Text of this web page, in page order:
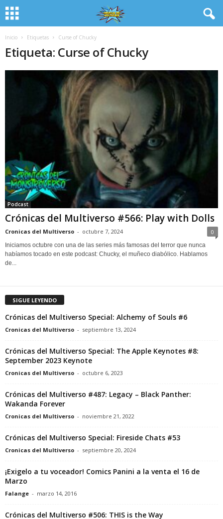
Inicio Etiquetas Curse of Chucky
Etiqueta: Curse of Chucky
Podcast
Crónicas del Multiverso #566: Play with Dolls
Cronicas del Multiverso - octubre 7, 2024 0
Iniciamos octubre con una de las series más famosas del terror que nunca
habíamos tocado en este podcast: Chucky, el muñeco diabólico. Hablamos
de...
SIGUE LEYENDO
Crónicas del Multiverso Special: Alchemy of Souls #6
Cronicas del Multiverso - septiembre 13, 2024
Crónicas del Multiverso Special: The Apple Keynotes #8:
September 2023 Keynote
Cronicas del Multiverso - octubre 6, 2023
Crónicas del Multiverso #487: Legacy – Black Panther:
Wakanda Forever
Cronicas del Multiverso - noviembre 21, 2022
Crónicas del Multiverso Special: Fireside Chats #53
Cronicas del Multiverso - septiembre 20, 2024
¡Exigelo a tu voceador! Comics Panini a la venta el 16 de
Marzo
Falange - marzo 14, 2016
Crónicas del Multiverso #506: THIS is the Way